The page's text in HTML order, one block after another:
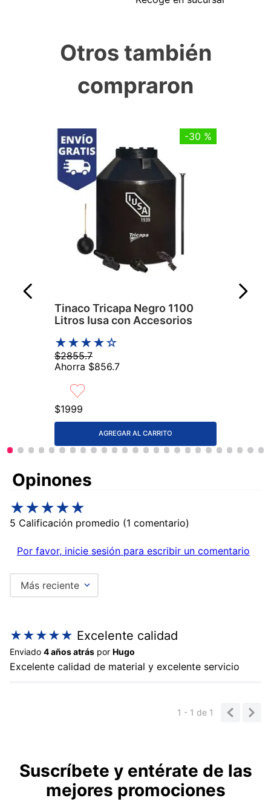
Otros también
compraron
-30 %
Tinaco Tricapa Negro 1100
Litros Iusa con Accesorios
★★★★☆
$2855.7
Ahorra $856.7
$1999
AGREGAR AL CARRITO
Comentarios
★★★★★
5 Calificación promedio (1 comentario)
Por favor, inicie sesión para escribir un comentario
Más reciente
★★★★★ Excelente calidad
Enviado 4 años atrás por Hugo
Excelente calidad de material y excelente servicio
1 - 1de 1
Suscríbete y entérate de las
mejores promociones